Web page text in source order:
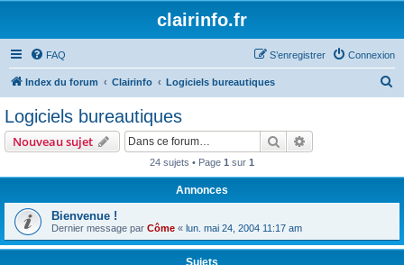
clairinfo.fr
FAQ Connexion
S’enregistrer
Index du forum Clairinfo Logiciels bureautiques
e
Logiciels bureautiques
Nouveau sujet Rechercher
24 sujets • Page 1 sur 1
Annonces
Bienvenue !
Dernier message par Côme « lun. mai 24, 2004 11:17 am
Sujets